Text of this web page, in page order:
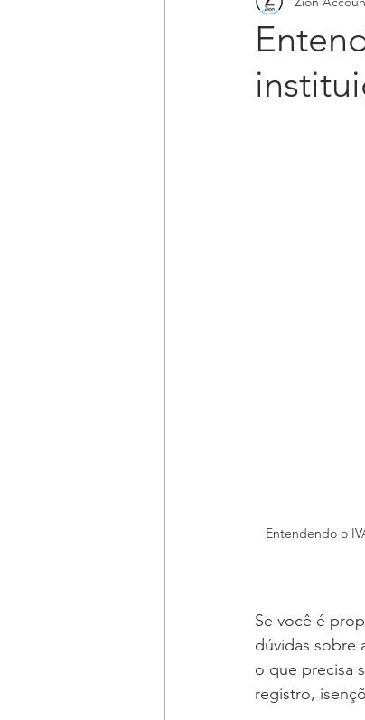
Entendendo o
Se você é
dúvidas sobre
o que precisa
registro,